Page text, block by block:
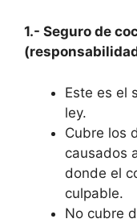
1.- Seguro de
Este es el
ley.
Cubre los
causados
donde el
culpable.
No cubre